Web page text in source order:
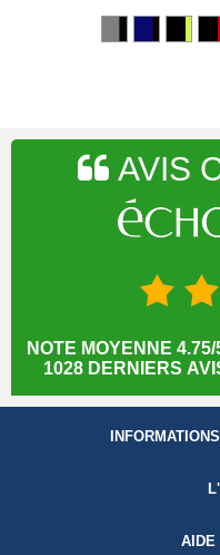
NOTE MOYENNE
1028 DERNIERS
AIDE